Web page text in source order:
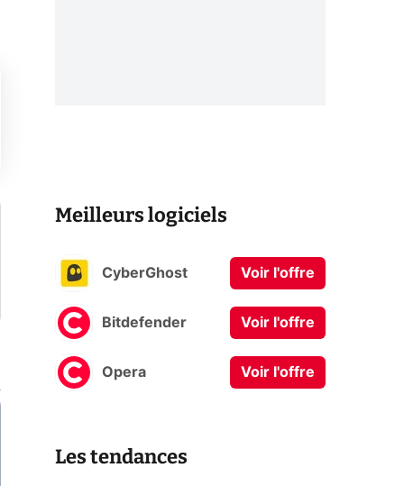
Meilleurs logiciels
CyberGhost Voir l'offre
Bitdefender Voir l'offre
Opera Voir l'offre
Les tendances